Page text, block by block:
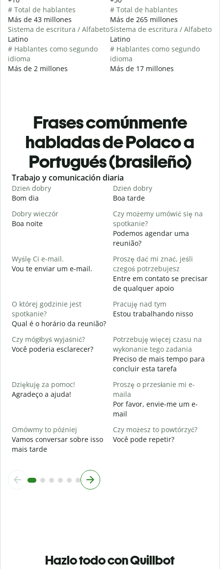
# Total de hablantes
Más de 43 millones
Sistema de escritura / Alfabeto
Latino
# Hablantes como segundo
idioma
Más de 2 millones
# Total de hablantes
Más de 265 millones
Sistema de escritura / Alfabeto
Latino
# Hablantes como segundo
idioma
Más de 17 millones
Frases comúnmente
habladas de Polaco a
Portugués (brasileño)
Slide 1 of 6
Trabajo y comunicación diaria
Dzień dobry
Bom dia
Dzień dobry
Boa tarde
Dobry wieczór
Boa noite
Czy możemy umówić się na
spotkanie?
Podemos agendar uma
reunião?
Wyślę Ci e-mail.
Vou te enviar um e-mail.
Proszę dać mi znać, jeśli
czegoś potrzebujesz
Entre em contato se precisar
de qualquer apoio
O której godzinie jest
spotkanie?
Qual é o horário da reunião?
Pracuję nad tym
Estou trabalhando nisso
Czy mógłbyś wyjaśnić?
Você poderia esclarecer?
Potrzebuję więcej czasu na
wykonanie tego zadania
Preciso de mais tempo para
concluir esta tarefa
Dziękuję za pomoc!
Agradeço a ajuda!
Proszę o przesłanie mi e-
maila
Por favor, envie-me um e-
mail
Omówmy to później
Vamos conversar sobre isso
mais tarde
Czy możesz to powtórzyć?
Você pode repetir?
Hazlo todo con Quillbot